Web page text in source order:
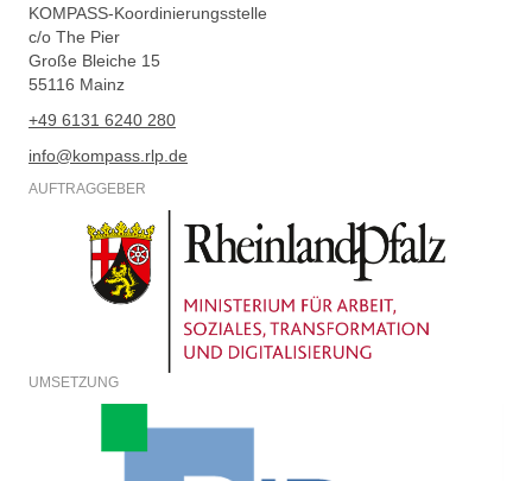
KOMPASS-Koordinierungsstelle
c/o The Pier
Große Bleiche 15
55116 Mainz
+49 6131 6240 280
info@kompass.rlp.de
AUFTRAGGEBER
UMSETZUNG